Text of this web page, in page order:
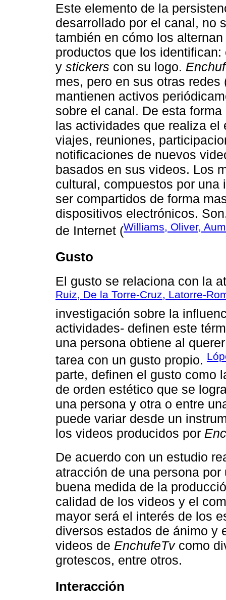
Este elemento de la
desarrollado por el canal, no
también en cómo los
productos que los
y stickers con su logo.
mes, pero en sus otras
mantienen activos
sobre el canal. De esta
las actividades que realiza
viajes, reuniones,
notificaciones de nuevos
basados en sus videos. Los
cultural, compuestos por
ser compartidos de forma
dispositivos electrónicos.
de Internet (Williams, Oliver,
Gusto
El gusto se relaciona con la
Ruiz, De la Torre-Cruz, Latorre-
investigación sobre la
actividades- definen este
una persona obtiene al
tarea con un gusto propio.
parte, definen el gusto como
de orden estético que se
una persona y otra o entre
puede variar desde un
los videos producidos por
De acuerdo con un estudio
atracción de una persona
buena medida de la
calidad de los videos y el
mayor será el interés de los
diversos estados de ánimo y
videos de EnchufeTvcomo
grotescos, entre otros.
Interacción